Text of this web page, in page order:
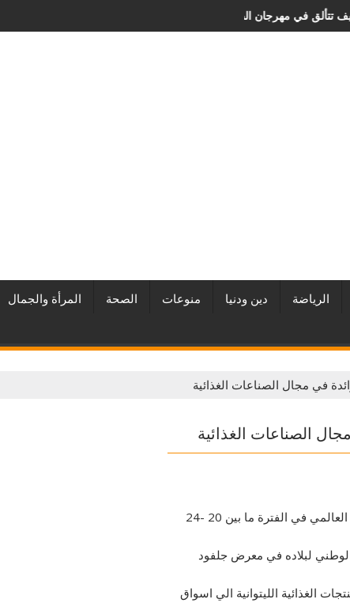
دينا أبو ضيف تتألق في مهرجان الصخرة الدولي للفاشون.. وتُتوَّج بلقب
الرياضة دين ودنيا منوعات الصحة المرأة والجمال
تشارك جمهورية ليتوانيا، بجناح وطني في معرض جلفود 2023، الذي يقام بمركز دبي التجاري العالمي في الفترة ما بين 20 -24
الوطني لبلاده في معرض جلفود
الغذائية الليتوانية الي اسواق